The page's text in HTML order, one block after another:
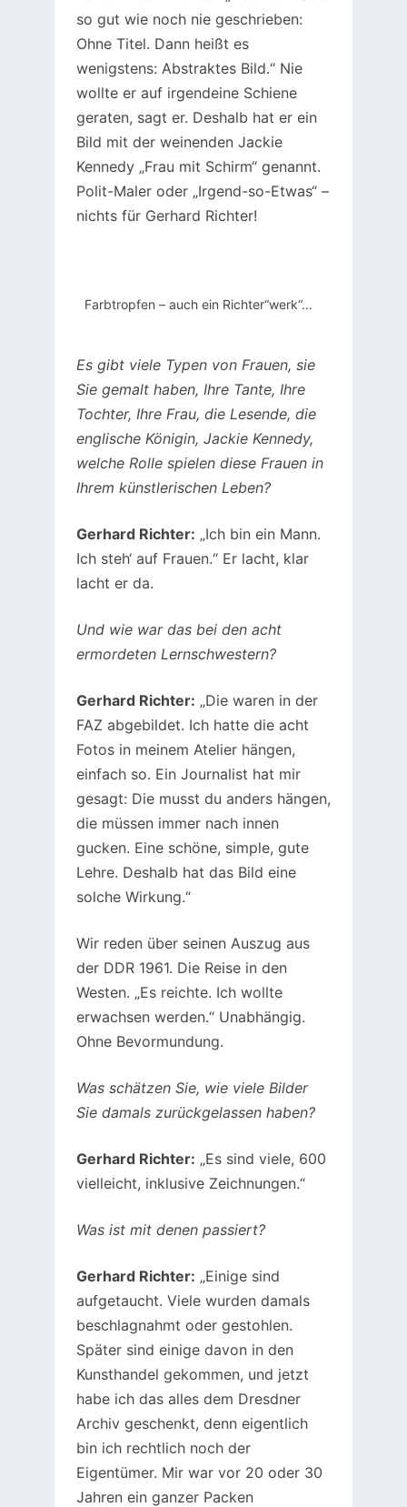
so gut wie noch nie geschrieben:
Ohne Titel. Dann heißt es
wenigstens: Abstraktes Bild.“ Nie
wollte er auf irgendeine Schiene
geraten, sagt er. Deshalb hat er ein
Bild mit der weinenden Jackie
Kennedy „Frau mit Schirm“ genannt.
Polit-Maler oder „Irgend-so-Etwas“ –
nichts für Gerhard Richter!
Farbtropfen – auch ein Richter“werk“…
Es gibt viele Typen von Frauen, sie
Sie gemalt haben, Ihre Tante, Ihre
Tochter, Ihre Frau, die Lesende, die
englische Königin, Jackie Kennedy,
welche Rolle spielen diese Frauen in
Ihrem künstlerischen Leben?
Gerhard Richter: „Ich bin ein Mann.
Ich steh‘ auf Frauen.“ Er lacht, klar
lacht er da.
Und wie war das bei den acht
ermordeten Lernschwestern?
Gerhard Richter: „Die waren in der
FAZ abgebildet. Ich hatte die acht
Fotos in meinem Atelier hängen,
einfach so. Ein Journalist hat mir
gesagt: Die musst du anders hängen,
die müssen immer nach innen
gucken. Eine schöne, simple, gute
Lehre. Deshalb hat das Bild eine
solche Wirkung.“
Wir reden über seinen Auszug aus
der DDR 1961. Die Reise in den
Westen. „Es reichte. Ich wollte
erwachsen werden.“ Unabhängig.
Ohne Bevormundung.
Was schätzen Sie, wie viele Bilder
Sie damals zurückgelassen haben?
Gerhard Richter: „Es sind viele, 600
vielleicht, inklusive Zeichnungen.“
Was ist mit denen passiert?
Gerhard Richter: „Einige sind
aufgetaucht. Viele wurden damals
beschlagnahmt oder gestohlen.
Später sind einige davon in den
Kunsthandel gekommen, und jetzt
habe ich das alles dem Dresdner
Archiv geschenkt, denn eigentlich
bin ich rechtlich noch der
Eigentümer. Mir war vor 20 oder 30
Jahren ein ganzer Packen